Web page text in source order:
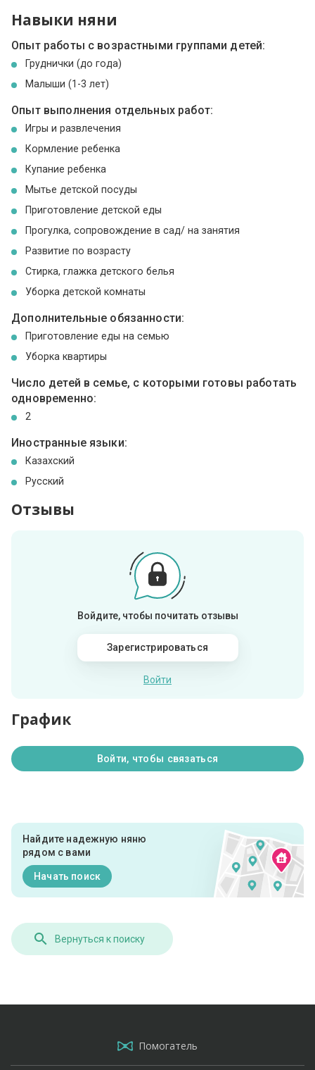
Навыки няни
Опыт работы с возрастными группами детей:
Груднички (до года)
Малыши (1-3 лет)
Опыт выполнения отдельных работ:
Игры и развлечения
Кормление ребенка
Купание ребенка
Мытье детской посуды
Приготовление детской еды
Прогулка, сопровождение в сад/ на занятия
Развитие по возрасту
Стирка, глажка детского белья
Уборка детской комнаты
Дополнительные обязанности:
Приготовление еды на семью
Уборка квартиры
Число детей в семье, с которыми готовы работать
одновременно:
2
Иностранные языки:
Казахский
Русский
Отзывы
Войдите, чтобы почитать отзывы
Зарегистрироваться
Войти
График
Войти, чтобы связаться
Найдите надежную няню
рядом с вами
Начать поиск
Вернуться к поиску
Помогатель